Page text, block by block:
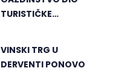
TURISTIČKE
GEOGRAFIJE
VINSKI TRG U
DERVENTI PONOVO